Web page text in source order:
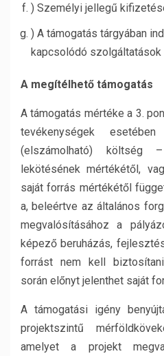
) Személyi jellegű
) A támogatás tárgyában
kapcsolódó
A megítélhető támogatás
A támogatás mértéke a 3.
tevékenységek
(elszámolható) költség
lekötésének mértékétől,
saját forrás mértékétől
a, beleértve az általános
megvalósításához a
képező beruházás,
forrást nem kell
során előnyt jelenthet saját
A támogatási igény
projektszintű
amelyet a projekt